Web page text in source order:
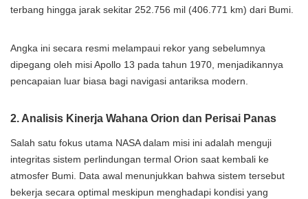
terbang hingga jarak sekitar 252.756 mil (406.771 km) dari Bumi.
Angka ini secara resmi melampaui rekor yang sebelumnya
dipegang oleh misi Apollo 13 pada tahun 1970, menjadikannya
pencapaian luar biasa bagi navigasi antariksa modern.
2. Analisis Kinerja Wahana Orion dan Perisai Panas
Salah satu fokus utama NASA dalam misi ini adalah menguji
integritas sistem perlindungan termal Orion saat kembali ke
atmosfer Bumi. Data awal menunjukkan bahwa sistem tersebut
bekerja secara optimal meskipun menghadapi kondisi yang